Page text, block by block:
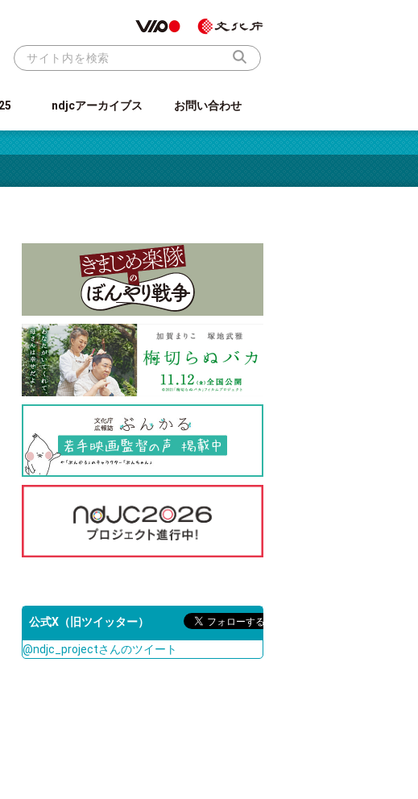
ndjcアーカイブス お問い合わせ
公式X（旧ツイッター）
@ndjc_projectさんのツイート